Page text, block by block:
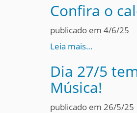
Confira o
publicado em 4/6/25
Leia mais…
Dia 27/5
Música!
publicado em 26/5/25